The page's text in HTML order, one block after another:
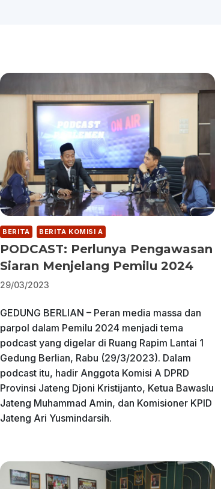
BERITA BERITA KOMISI A
PODCAST: Perlunya Pengawasan
Siaran Menjelang Pemilu 2024
29/03/2023
GEDUNG BERLIAN – Peran media massa dan
parpol dalam Pemilu 2024 menjadi tema
podcast yang digelar di Ruang Rapim Lantai 1
Gedung Berlian, Rabu (29/3/2023). Dalam
podcast itu, hadir Anggota Komisi A DPRD
Provinsi Jateng Djoni Kristijanto, Ketua Bawaslu
Jateng Muhammad Amin, dan Komisioner KPID
Jateng Ari Yusmindarsih.